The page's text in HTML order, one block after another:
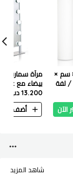
لفة غطاء سرير 80 سم ×
الآن
مرآة سمارت
بيضاء مع
36.5 سم
13.200 دب
أضف
شاهد المزيد